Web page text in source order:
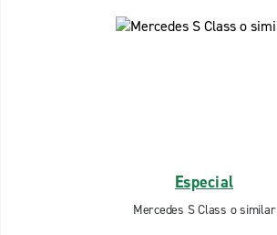
Especial
Mercedes S Class o similar